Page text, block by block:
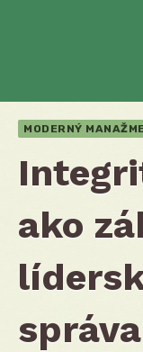
MODERNÝ
ako